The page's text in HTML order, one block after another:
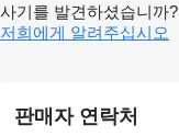
사기를 발견하셨습니까?
저희에게 알려주십시오
판매자 연락처